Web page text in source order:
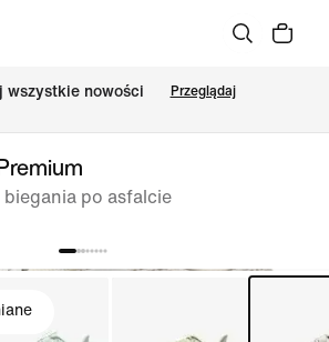
wszystkie nowości Przeglądaj
biegania po asfalcie